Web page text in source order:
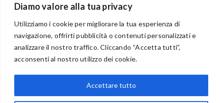
Diamo valore alla tua privacy
Utilizziamo i cookie per migliorare la tua esperienza di
navigazione, offrirti pubblicità o contenuti personalizzati e
analizzare il nostro traffico. Cliccando “Accetta tutti”,
acconsenti al nostro utilizzo dei cookie.
Accettare tutto
BENVENUTI NEL PORTALE RIVENDITORI
via Acqua delle Noci 12